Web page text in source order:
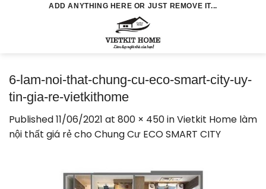
ADD ANYTHING HERE OR JUST REMOVE IT...
6-lam-noi-that-chung-cu-eco-smart-city-uy-
tin-gia-re-vietkithome
Published11/06/2021 at 800 × 450inVietkit Home làm
nội thất giá rẻ cho Chung Cư ECO SMART CITY